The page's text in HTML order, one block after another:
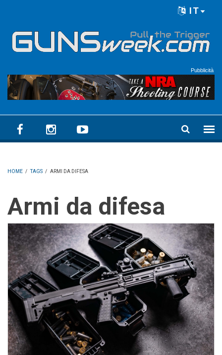
IT
Pubblicità
HOME / TAGS / ARMI DA DIFESA
Armi da difesa